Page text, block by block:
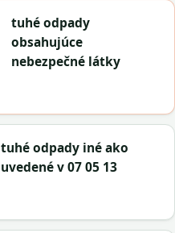
tuhé odpady
obsahujúce
nebezpečné látky
tuhé odpady iné ako
uvedené v 07 05 13